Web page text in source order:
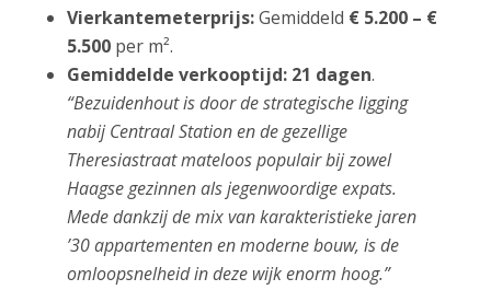
Vierkantemeterprijs:Gemiddeld € 5.200 – €
5.500per m².
Gemiddelde verkooptijd: 21 dagen.
“Bezuidenhout is door de strategische ligging
nabij Centraal Station en de gezellige
Theresiastraat mateloos populair bij zowel
Haagse gezinnen als jegenwoordige expats.
Mede dankzij de mix van karakteristieke jaren
’30 appartementen en moderne bouw, is de
omloopsnelheid in deze wijk enorm hoog.”